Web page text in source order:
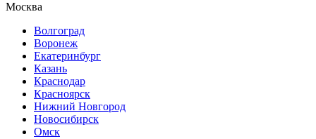
Москва
Волгоград
Воронеж
Екатеринбург
Казань
Краснодар
Красноярск
Нижний Новгород
Новосибирск
Омск